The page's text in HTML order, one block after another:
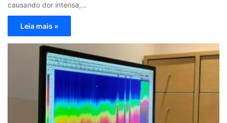
causando dor intensa,…
Leia mais »